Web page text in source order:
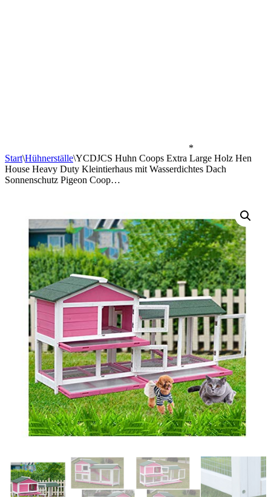
*
Start\Hühnerställe\YCDJCS Huhn Coops Extra Large Holz Hen
House Heavy Duty Kleintierhaus mit Wasserdichtes Dach
Sonnenschutz Pigeon Coop…